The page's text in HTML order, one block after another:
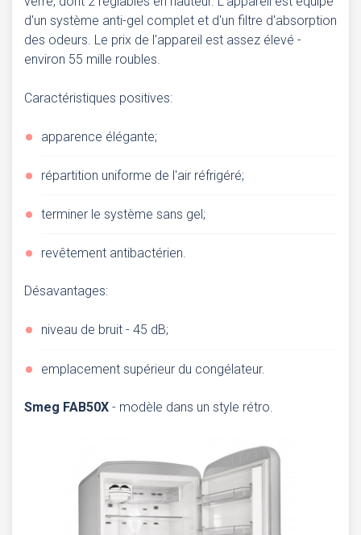
d'un système anti-gel complet et d'un filtre d'absorption
des odeurs. Le prix de l'appareil est assez élevé -
environ 55 mille roubles.
Caractéristiques positives:
apparence élégante;
répartition uniforme de l'air réfrigéré;
terminer le système sans gel;
revêtement antibactérien.
Désavantages:
niveau de bruit - 45 dB;
emplacement supérieur du congélateur.
Smeg FAB50X - modèle dans un style rétro.